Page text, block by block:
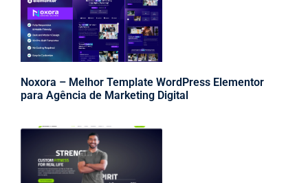
Noxora – Melhor Template WordPress Elementor
para Agência de Marketing Digital